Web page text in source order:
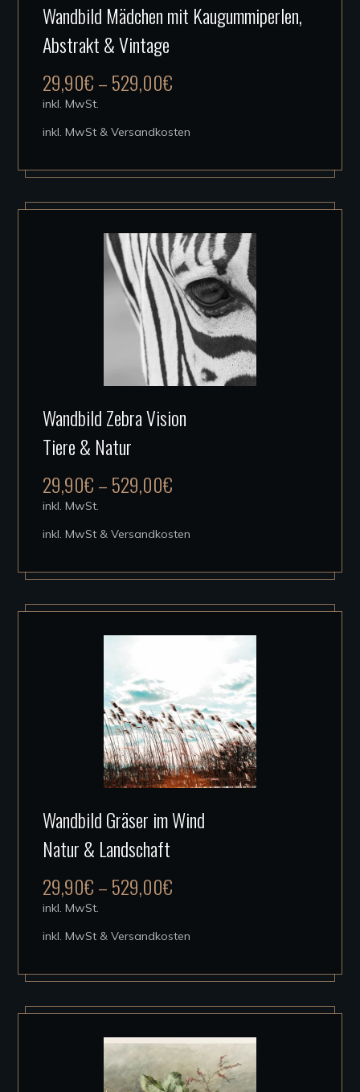
Produkt
Die
auf
der
Produktseite
gewählt
werden
Wandbild Mädchen mit Kaugummiperlen,
Abstrakt & Vintage
29,90€–529,00€
inkl. MwSt.
inkl. MwSt & Versandkosten
Produkt
Die
auf
der
Produktseite
gewählt
werden
Wandbild Zebra Vision
Tiere & Natur
29,90€–529,00€
inkl. MwSt.
inkl. MwSt & Versandkosten
Produkt
Die
auf
der
Produktseite
gewählt
Wandbild Gräser im Wind
Natur & Landschaft
29,90€–529,00€
inkl. MwSt.
inkl. MwSt & Versandkosten